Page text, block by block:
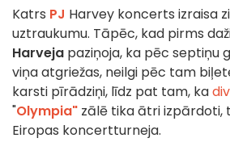
Katrs PJ Harvey koncerts izraisa
uztraukumu. Tāpēc, kad pirms
Harveja paziņoja, ka pēc septiņu
viņa atgriežas, neilgi pēc tam
karsti pīrādziņi, līdz pat tam, ka
"Olympia" zālē tika ātri
Eiropas koncertturneja.